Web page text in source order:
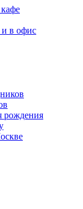
и в офис
рождения